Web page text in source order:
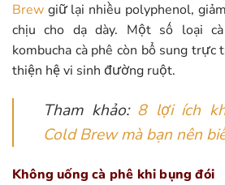
Brew giữ lại nhiều polyphenol,
chịu cho dạ dày. Một số loại
kombucha cà phê còn bổ sung trực
thiện hệ vi sinh đường ruột.
Tham khảo: 8 lợi ích
Cold Brew mà bạn nên
Không uống cà phê khi bụng đói